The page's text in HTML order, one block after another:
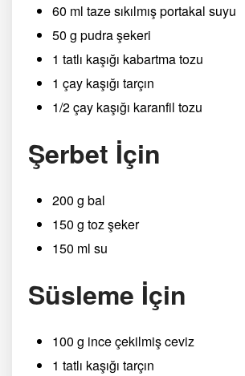
60 ml taze sıkılmış portakal suyu
50 g pudra şekeri
1 tatlı kaşığı kabartma tozu
1 çay kaşığı tarçın
1/2 çay kaşığı karanfil tozu
Şerbet İçin
200 g bal
150 g toz şeker
150 ml su
Süsleme İçin
100 g ince çekilmiş ceviz
1 tatlı kaşığı tarçın